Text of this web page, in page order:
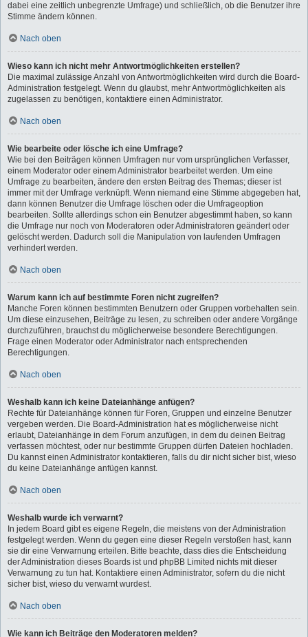
dabei eine zeitlich unbegrenzte Umfrage) und schließlich, ob die Benutzer ihre
Stimme ändern können.
Nach oben
Wieso kann ich nicht mehr Antwortmöglichkeiten erstellen?
Die maximal zulässige Anzahl von Antwortmöglichkeiten wird durch die Board-
Administration festgelegt. Wenn du glaubst, mehr Antwortmöglichkeiten als
zugelassen zu benötigen, kontaktiere einen Administrator.
Nach oben
Wie bearbeite oder lösche ich eine Umfrage?
Wie bei den Beiträgen können Umfragen nur vom ursprünglichen Verfasser,
einem Moderator oder einem Administrator bearbeitet werden. Um eine
Umfrage zu bearbeiten, ändere den ersten Beitrag des Themas; dieser ist
immer mit der Umfrage verknüpft. Wenn niemand eine Stimme abgegeben hat,
dann können Benutzer die Umfrage löschen oder die Umfrageoption
bearbeiten. Sollte allerdings schon ein Benutzer abgestimmt haben, so kann
die Umfrage nur noch von Moderatoren oder Administratoren geändert oder
gelöscht werden. Dadurch soll die Manipulation von laufenden Umfragen
verhindert werden.
Nach oben
Warum kann ich auf bestimmte Foren nicht zugreifen?
Manche Foren können bestimmten Benutzern oder Gruppen vorbehalten sein.
Um diese einzusehen, Beiträge zu lesen, zu schreiben oder andere Vorgänge
durchzuführen, brauchst du möglicherweise besondere Berechtigungen.
Frage einen Moderator oder Administrator nach entsprechenden
Berechtigungen.
Nach oben
Weshalb kann ich keine Dateianhänge anfügen?
Rechte für Dateianhänge können für Foren, Gruppen und einzelne Benutzer
vergeben werden. Die Board-Administration hat es möglicherweise nicht
erlaubt, Dateianhänge in dem Forum anzufügen, in dem du deinen Beitrag
verfassen möchtest, oder nur bestimmte Gruppen dürfen Dateien hochladen.
Du kannst einen Administrator kontaktieren, falls du dir nicht sicher bist, wieso
du keine Dateianhänge anfügen kannst.
Nach oben
Weshalb wurde ich verwarnt?
In jedem Board gibt es eigene Regeln, die meistens von der Administration
festgelegt werden. Wenn du gegen eine dieser Regeln verstoßen hast, kann
sie dir eine Verwarnung erteilen. Bitte beachte, dass dies die Entscheidung
der Administration dieses Boards ist und phpBB Limited nichts mit dieser
Verwarnung zu tun hat. Kontaktiere einen Administrator, sofern du die nicht
sicher bist, wieso du verwarnt wurdest.
Nach oben
Wie kann ich Beiträge den Moderatoren melden?